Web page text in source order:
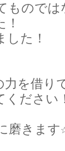
ものでは
た！
力を借り
ください
磨きま